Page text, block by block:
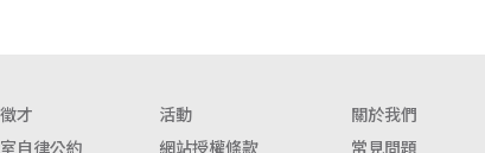
才 活動 關於我們
自律公約
網站授權條款 常見問題